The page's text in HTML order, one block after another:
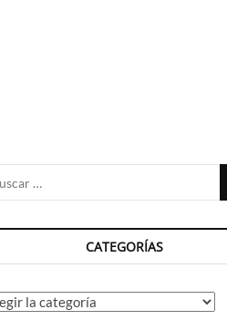
CATEGORÍAS